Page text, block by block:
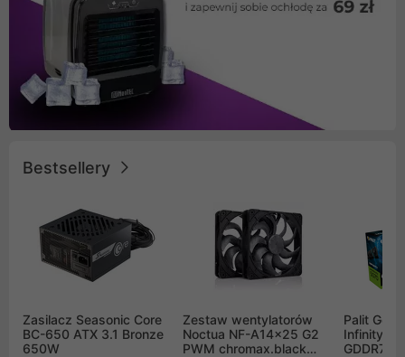
Bestsellery
Zasilacz Seasonic Core
BC-650 ATX 3.1 Bronze
650W
Zestaw wentylatorów
Noctua NF-A14x25 G2
PWM chromax.black
Palit
Infinity 3
GDDR7